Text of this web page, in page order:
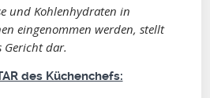
und Kohlenhydraten in
eingenommen werden, stellt
Gericht dar.
des Küchenchefs: